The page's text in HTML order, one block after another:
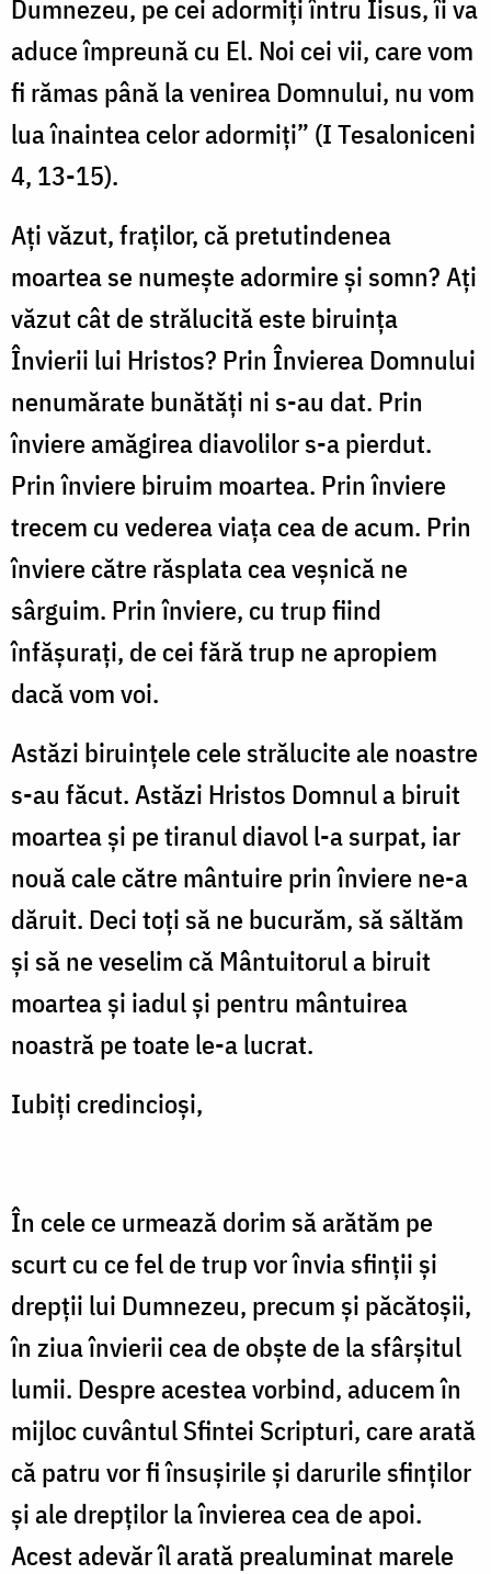
Dumnezeu, pe cei adormiți întru Iisus, îi va
aduce împreună cu El. Noi cei vii, care vom
fi rămas până la venirea Domnului, nu vom
lua înaintea celor adormiți” (I Tesaloniceni
4, 13-15).
Ați văzut, fraților, că pretutindenea
moartea se numește adormire și somn? Ați
văzut cât de strălucită este biruința
Învierii lui Hristos? Prin Învierea Domnului
nenumărate bunătăți ni s-au dat. Prin
înviere amăgirea diavolilor s-a pierdut.
Prin înviere biruim moartea. Prin înviere
trecem cu vederea viața cea de acum. Prin
înviere către răsplata cea veșnică ne
sârguim. Prin înviere, cu trup fiind
înfășurați, de cei fără trup ne apropiem
dacă vom voi.
Astăzi biruințele cele strălucite ale noastre
s-au făcut. Astăzi Hristos Domnul a biruit
moartea și pe tiranul diavol l-a surpat, iar
nouă cale către mântuire prin înviere ne-a
dăruit. Deci toți să ne bucurăm, să săltăm
și să ne veselim că Mântuitorul a biruit
moartea și iadul și pentru mântuirea
noastră pe toate le-a lucrat.
Iubiți credincioși,
În cele ce urmează dorim să arătăm pe
scurt cu ce fel de trup vor învia sfinții și
drepții lui Dumnezeu, precum și păcătoșii,
în ziua învierii cea de obște de la sfârșitul
lumii. Despre acestea vorbind, aducem în
mijloc cuvântul Sfintei Scripturi, care arată
că patru vor fi însușirile și darurile sfinților
și ale drepților la învierea cea de apoi.
Acest adevăr îl arată prealuminat marele